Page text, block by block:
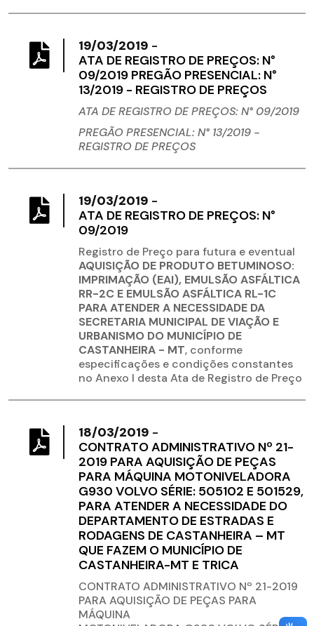
19/03/2019 -
ATA DE REGISTRO DE PREÇOS: N°
09/2019 PREGÃO PRESENCIAL: N°
13/2019 - REGISTRO DE PREÇOS
ATA DE REGISTRO DE PREÇOS: N° 09/2019
PREGÃO PRESENCIAL: N° 13/2019 -
REGISTRODE PREÇOS
19/03/2019 -
ATA DE REGISTRO DE PREÇOS: N°
09/2019
Registro de Preço para futura e eventual
AQUISIÇÃO DE PRODUTO BETUMINOSO:
IMPRIMAÇÃO (EAI), EMULSÃO ASFÁLTICA
RR-2C E EMULSÃO ASFÁLTICA RL-1C
PARA ATENDER A NECESSIDADE DA
SECRETARIA MUNICIPAL DE VIAÇÃO E
URBANISMO DO MUNICÍPIO DE
CASTANHEIRA - MT, conforme
especificações e condições constantes
no Anexo I desta Ata de Registro de Preço
18/03/2019 -
CONTRATO ADMINISTRATIVO Nº 21-
2019 PARA AQUISIÇÃO DE PEÇAS
PARA MÁQUINA MOTONIVELADORA
G930 VOLVO SÉRIE: 505102 E 501529,
PARA ATENDER A NECESSIDADE DO
DEPARTAMENTO DE ESTRADAS E
RODAGENS DE CASTANHEIRA – MT
QUE FAZEM O MUNICÍPIO DE
CASTANHEIRA-MT E TRICA
CONTRATO ADMINISTRATIVO Nº 21-2019
PARA AQUISIÇÃO DE PEÇAS PARA
MÁQUINA